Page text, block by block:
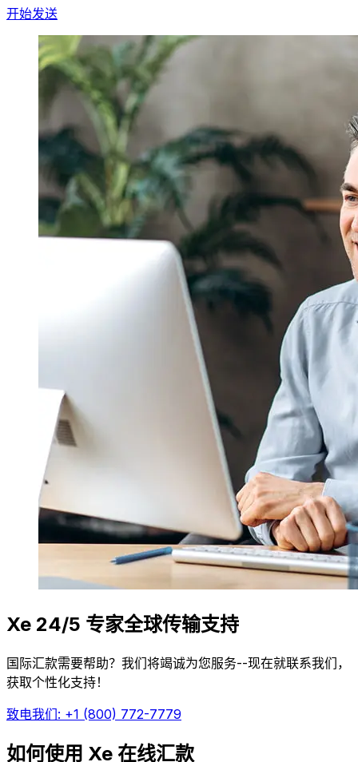
开始发送
Xe 24/5 专家全球传输支持
国际汇款需要帮助？我们将竭诚为您服务--现在就联系我们，
获取个性化支持！
致电我们: +1 (800) 772-7779
如何使用 Xe 在线汇款